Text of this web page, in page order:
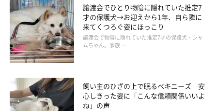
譲渡会でひとり物陰に隠れていた推定7
才の保護犬→お迎えから1年、自ら隣に
来てくつろぐ姿にほっこり
譲渡会で物陰に隠れていた推定7才の保護犬・シャ
ムちゃん。家族 …
飼い主のひざの上で眠るペキニーズ 安
心しきった姿に「こんな信頼関係いいよ
ね」の声